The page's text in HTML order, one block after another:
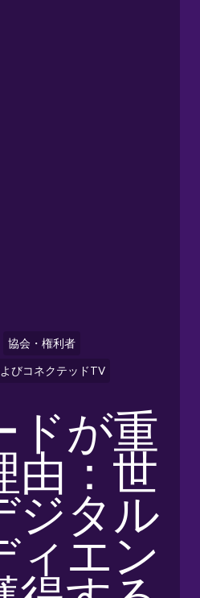
協会・権利者
びコネクテッドTV
ドが重
由：世
ジタル
ィエン